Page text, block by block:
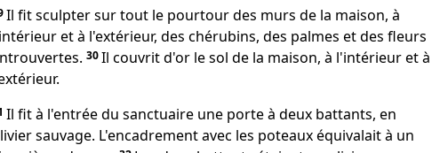
Il fit sculpter sur tout le pourtour des murs de la maison, à
et à l'extérieur, des chérubins, des palmes et des fleurs
30Il couvrit d'or le sol de la maison, à l'intérieur et à
Il fit à l'entrée du sanctuaire une porte à deux battants, en
sauvage. L'encadrement avec les poteaux équivalait à un